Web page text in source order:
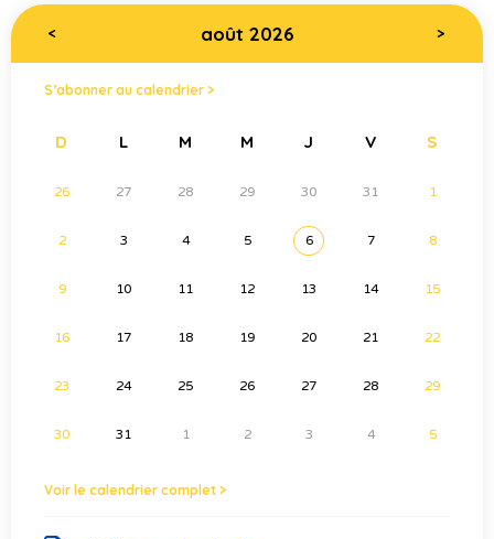
< août 2026 >
S’abonner au calendrier >
D L M M J V S
26 27 28 29 30 31 1
2 3 4 5 6 7 8
9 10 11 12 13 14 15
16 17 18 19 20 21 22
23 24 25 26 27 28 29
30 31 1 2 3 4 5
Voir le calendrier complet >